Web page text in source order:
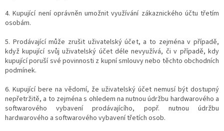
4. Kupující není oprávněn umožnit využívání zákaznického účtu třetím
osobám.
5. Prodávající může zrušit uživatelský účet, a to zejména v případě,
když kupující svůj uživatelský účet déle nevyužívá, či v případě, kdy
kupující poruší své povinnosti z kupní smlouvy nebo těchto obchodních
podmínek.
6. Kupující bere na vědomí, že uživatelský účet nemusí být dostupný
nepřetržitě, a to zejména s ohledem na nutnou údržbu hardwarového a
softwarového vybavení prodávajícího, popř. nutnou údržbu
hardwarového a softwarového vybavení třetích osob.